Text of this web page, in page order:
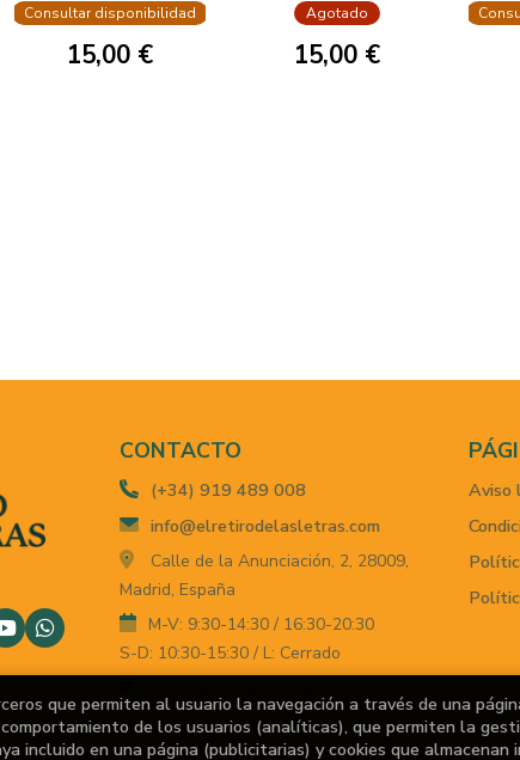
Consultar disponibilidad
15,00 €
Agotado
15,00 €
CONTACTO
(+34) 919 489 008
info@elretirodelasletras.com
Calle de la Anunciación, 2, 28009,
Madrid, España
M-V: 9:30-14:30 / 16:30-20:30
S-D: 10:30-15:30 / L: Cerrado
Aviso
que permiten al usuario la navegación a través de una
de los usuarios (analíticas), que permiten la
incluido en una página (publicitarias) y cookies que almacenan